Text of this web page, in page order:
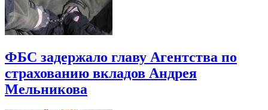
ФБС задержало главу Агентства по
страхованию вкладов Андрея
Мельникова